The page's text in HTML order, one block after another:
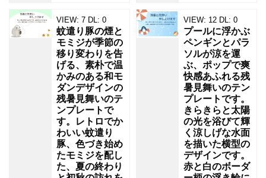
VIEW: 7 DL: 0
蚊遣り豚の煙と
モミジが季節の
移り変わりを告
げる、素朴で温
かみのある和モ
ダンデザインの
残暑見舞いのテ
ンプレートで
す。レトロでか
わいい蚊遣り
豚、色づき始め
たモミジを配し
た、夏の終わり
VIEW: 12 DL: 0
プールに浮かぶ
ペンギンとパラ
ソルが涼を運
ぶ、ポップで爽
快感あふれる残
暑見舞いのテン
プレートです。
きらきらと太陽
の光を浴びて輝
く涼しげな水面
を描いた横型の
デザインです。
赤と白のボーダ